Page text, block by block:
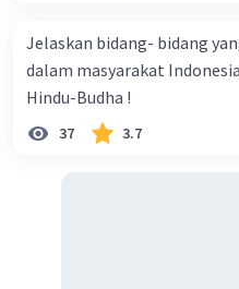
Jelaskan bidang- bidang
dalam masyarakat
Hindu-Budha !
37 3.7